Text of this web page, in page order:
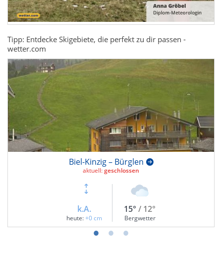
Tipp: Entdecke Skigebiete, die perfekt zu dir passen -
wetter.com
Biel-Kinzig – Bürglen
aktuell:geschlossen
k.A.
heute:+0 cm
15° / 12°
Bergwetter